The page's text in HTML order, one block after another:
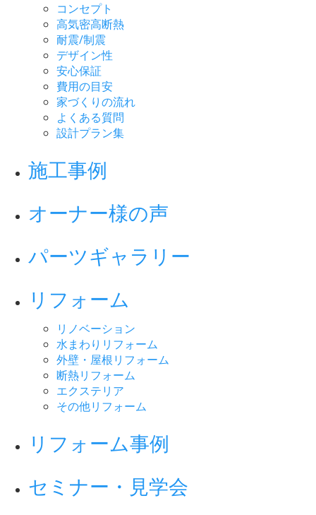
コンセプト
高気密高断熱
耐震/制震
デザイン性
安心保証
費用の目安
家づくりの流れ
よくある質問
設計プラン集
施工事例
オーナー様の声
パーツギャラリー
リフォーム
リノベーション
水まわりリフォーム
外壁・屋根リフォーム
断熱リフォーム
エクステリア
その他リフォーム
リフォーム事例
セミナー・見学会